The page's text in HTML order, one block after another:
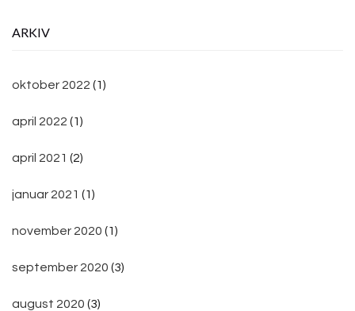
ARKIV
oktober 2022 (1)
april 2022 (1)
april 2021 (2)
januar 2021 (1)
november 2020 (1)
september 2020 (3)
august 2020 (3)